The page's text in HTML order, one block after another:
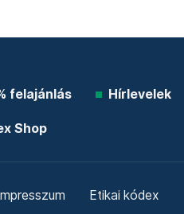
felajánlás Hírlevelek
Shop
Etikai kódex